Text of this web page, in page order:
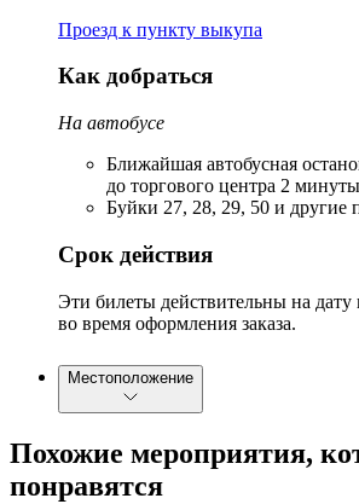
Проезд к пункту выкупа
Как добраться
На автобусе
Ближайшая автобусная
до торгового центра 2
Буйки 27, 28, 29, 50 и другие
Срок действия
Эти билеты действительны на
во время оформления заказа.
Местоположение
Похожие мероприятия,
понравятся